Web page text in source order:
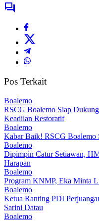
Pos Terkait
Boalemo
RSCG Boalemo Siap
Keadilan Restoratif
Boalemo
Kabar Baik! RSCG Boalemo
Boalemo
Dipimpin Catur Setiawan,
Harapan
Boalemo
Program KNMP, Eka Minta
Boalemo
Ketua Ranting PDI
Sarini Datau
Boalemo